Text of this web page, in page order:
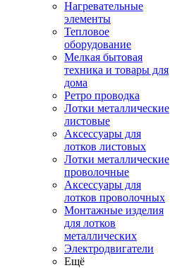
Нагревательные
элементы
Тепловое
оборудование
Мелкая бытовая
техника и товары для
дома
Ретро проводка
Лотки металлические
листовые
Аксессуары для
лотков листовых
Лотки металлические
проволочные
Аксессуары для
лотков проволочных
Монтажные изделия
для лотков
металлических
Электродвигатели
Ещё